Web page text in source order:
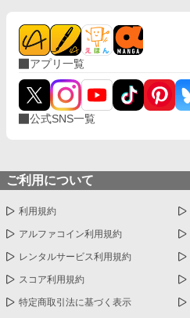
アプリ一覧
公式SNS一覧
ご利用について
利用規約
アルファコイン利用規約
レンタルサービス利用規約
スコア利用規約
特定商取引法に基づく表示